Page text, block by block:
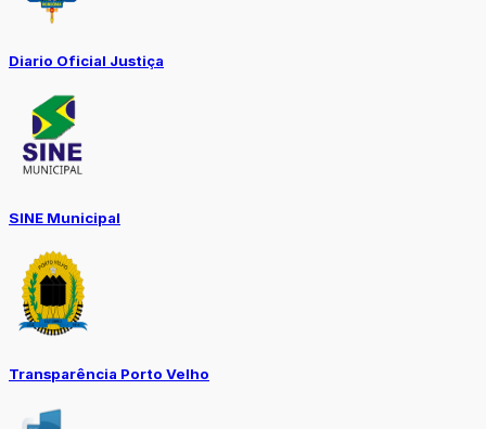
Diario Oficial Justiça
SINE Municipal
Transparência Porto Velho